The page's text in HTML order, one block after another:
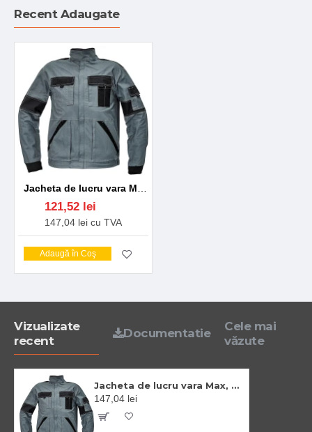
Recent Adaugate
121,52 lei
147,04 lei cu TVA
Adaugă în Coş
Vizualizate
recent
Documentatie
Cele mai
văzute
Jacheta de lucru vara Max, bumbac 200g/m2, Gri si negru
147,04 lei